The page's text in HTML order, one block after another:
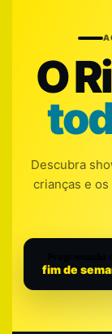
O
Descubra
crianças e
fim de